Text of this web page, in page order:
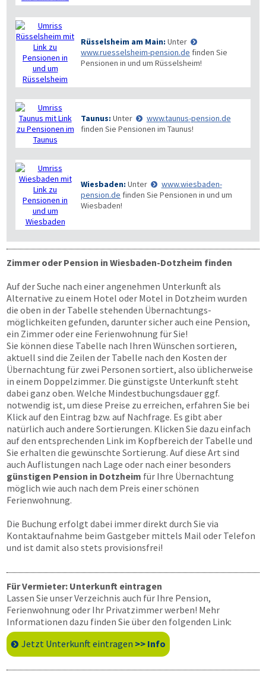
Rüsselsheim am Main: Unter
www.ruesselsheim-pension.de finden Sie
Pensionen in und um Rüsselsheim!
Taunus: Unter
www.taunus-pension.de
finden Sie Pensionen im Taunus!
Wiesbaden: Unter
www.wiesbaden-
pension.de finden Sie Pensionen in und um
Wiesbaden!
Zimmer oder Pension in Wiesbaden-Dotzheim finden
Auf der Suche nach einer angenehmen Unterkunft als
Alternative zu einem Hotel oder Motel in Dotzheim wurden
die oben in der Tabelle stehenden Übernachtungs­
möglichkeiten gefunden, darunter sicher auch eine Pension,
ein Zimmer oder eine Ferienwohnung für Sie!
Sie können diese Tabelle nach Ihren Wünschen sortieren,
aktuell sind die Zeilen der Tabelle nach den Kosten der
Übernachtung für zwei Personen sortiert, also üblicherweise
in einem Doppelzimmer. Die günstigste Unterkunft steht
dabei ganz oben. Welche Mindestbuchungsdauer ggf.
notwendig ist, um diese Preise zu erreichen, erfahren Sie bei
Klick auf den Eintrag bzw. auf Nachfrage. Es gibt aber
natürlich auch andere Sortierungen. Klicken Sie dazu einfach
auf den entsprechenden Link im Kopfbereich der Tabelle und
Sie erhalten die gewünschte Sortierung. Auf diese Art sind
auch Auflistungen nach Lage oder nach einer besonders
günstigen Pension in Dotzheim für Ihre Übernachtung
möglich wie auch nach dem Preis einer schönen
Ferienwohnung.
Die Buchung erfolgt dabei immer direkt durch Sie via
Kontaktaufnahme beim Gastgeber mittels Mail oder Telefon
und ist damit also stets provisionsfrei!
Für Vermieter: Unterkunft eintragen
Lassen Sie unser Verzeichnis auch für Ihre Pension,
Ferienwohnung oder Ihr Privatzimmer werben! Mehr
Informationen dazu finden Sie über den folgenden Link:
Jetzt Unterkunft eintragen >> Info